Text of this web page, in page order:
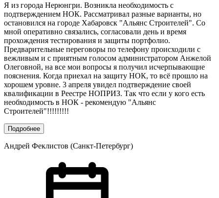
Я из города Нерюнгри. Возникла необходимость с
подтверждением НОК. Рассматривал разные варианты, но
остановился на городе Хабаровск "Альянс Строителей". Со
мной оперативно связались, согласовали день и время
прохождения тестирования и защиты портфолио.
Предварительные переговоры по телефону происходили с
вежливым и с приятным голосом администратором Анжелой
Олеговной, на все мои вопросы я получил исчерпывающие
пояснения. Когда приехал на защиту НОК, то всё прошло на
хорошем уровне. 3 апреля увидел подтверждение своей
квалификации в Реестре НОПРИЗ. Так что если у кого есть
необходимость в НОК - рекомендую "Альянс
Строителей"!!!!!!!!!
Подробнее
Андрей Феклистов (Санкт-Петербург)